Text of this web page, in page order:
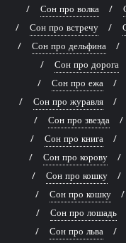
Сон про волка
Сон про встречу
Сон про дельфина
Сон про дорога
Сон про ежа
Сон про журавля
Сон про звезда
Сон про книга
Сон про корову
Сон про кошку
Сон про кошку
Сон про лошадь
Сон про льва